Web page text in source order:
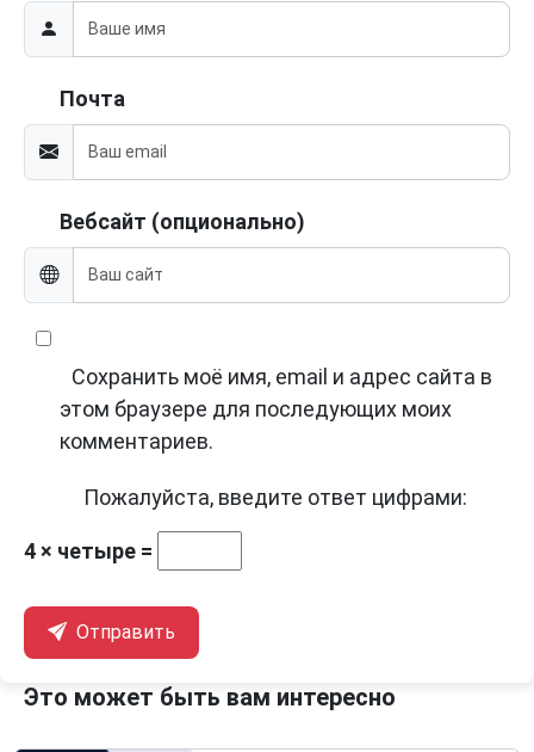
Почта
Вебсайт (опционально)
Сохранить моё имя, email и адрес сайта в
этом браузере для последующих моих
комментариев.
Пожалуйста, введите ответ цифрами:
4 × четыре =
Отправить
Это может быть вам интересно